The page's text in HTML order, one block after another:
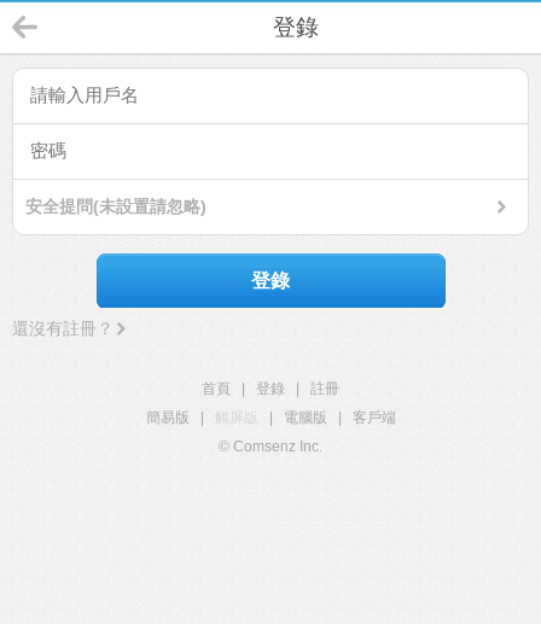
登錄
安全提問(未設置請忽略)
登錄
還沒有註冊？
首頁 登錄
註冊
簡易版
觸屏版 電腦版
客戶端
© Comsenz Inc.